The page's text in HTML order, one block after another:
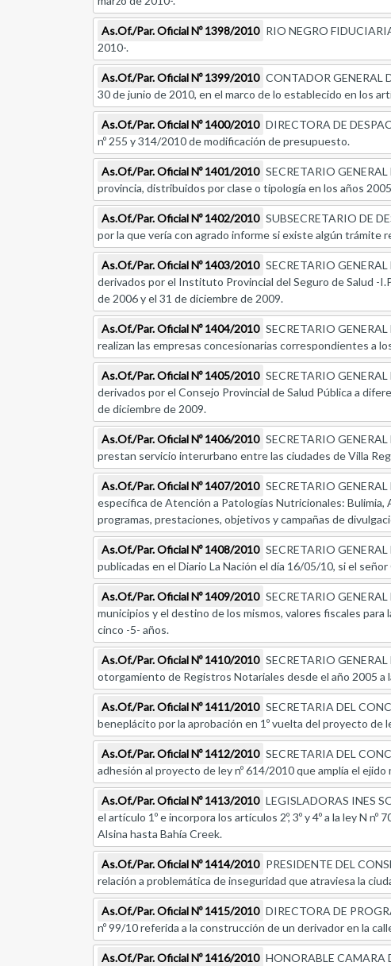
As.Of./Par. Oficial Nº 1398/2010 RIO NEGRO
2010-.
As.Of./Par. Oficial Nº 1399/2010 CONTADOR GENERAL
30 de junio de 2010, en el marco de lo establecido en los
As.Of./Par. Oficial Nº 1400/2010 DIRECTORA DE
nº 255 y 314/2010 de modificación de presupuesto.
As.Of./Par. Oficial Nº 1401/2010 SECRETARIO
provincia, distribuidos por clase o tipología en los años
As.Of./Par. Oficial Nº 1402/2010 SUBSECRETARIO DE
por la que vería con agrado informe si existe algún trámite
As.Of./Par. Oficial Nº 1403/2010 SECRETARIO
derivados por el Instituto Provincial del Seguro de Salud -
de 2006 y el 31 de diciembre de 2009.
As.Of./Par. Oficial Nº 1404/2010 SECRETARIO
realizan las empresas concesionarias correspondientes a
As.Of./Par. Oficial Nº 1405/2010 SECRETARIO
derivados por el Consejo Provincial de Salud Pública a
de diciembre de 2009.
As.Of./Par. Oficial Nº 1406/2010 SECRETARIO
prestan servicio interurbano entre las ciudades de Villa
As.Of./Par. Oficial Nº 1407/2010 SECRETARIO
específica de Atención a Patologías Nutricionales:
programas, prestaciones, objetivos y campañas de
As.Of./Par. Oficial Nº 1408/2010 SECRETARIO
publicadas en el Diario La Nación el día 16/05/10, si el
As.Of./Par. Oficial Nº 1409/2010 SECRETARIO
municipios y el destino de los mismos, valores fiscales
cinco -5- años.
As.Of./Par. Oficial Nº 1410/2010 SECRETARIO
otorgamiento de Registros Notariales desde el año 2005 a
As.Of./Par. Oficial Nº 1411/2010 SECRETARIA DEL
beneplácito por la aprobación en 1º vuelta del proyecto de
As.Of./Par. Oficial Nº 1412/2010 SECRETARIA DEL
adhesión al proyecto de ley nº 614/2010 que amplía el
As.Of./Par. Oficial Nº 1413/2010 LEGISLADORAS INES
el artículo 1º e incorpora los artículos 2º, 3º y 4º a la ley N
Alsina hasta Bahía Creek.
As.Of./Par. Oficial Nº 1414/2010 PRESIDENTE DEL
relación a problemática de inseguridad que atraviesa la
As.Of./Par. Oficial Nº 1415/2010 DIRECTORA DE
nº 99/10 referida a la construcción de un derivador en la
As.Of./Par. Oficial Nº 1416/2010 HONORABLE CAMARA